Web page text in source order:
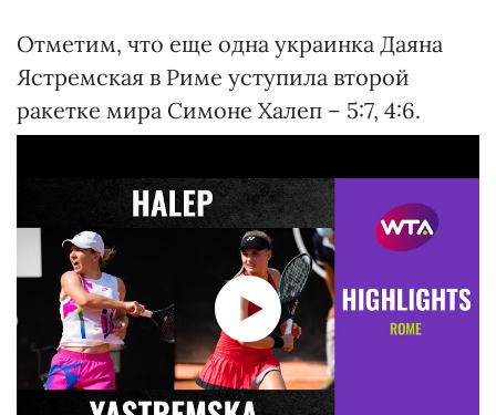
Отметим, что еще одна украинка Даяна
Ястремская в Риме уступила второй
ракетке мира Симоне Халеп – 5:7, 4:6.